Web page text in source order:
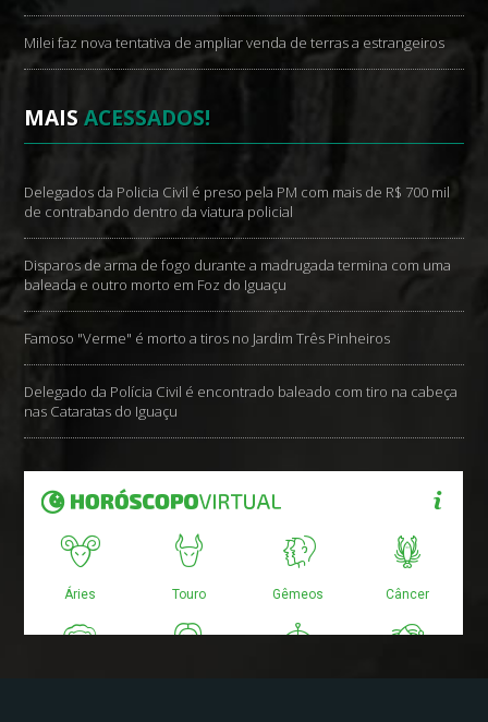
Milei faz nova tentativa de ampliar venda de terras a estrangeiros
MAISACESSADOS!
Delegados da Policia Civil é preso pela PM com mais de R$ 700 mil
de contrabando dentro da viatura policial
Disparos de arma de fogo durante a madrugada termina com uma
baleada e outro morto em Foz do Iguaçu
Famoso "Verme" é morto a tiros no Jardim Três Pinheiros
Delegado da Polícia Civil é encontrado baleado com tiro na cabeça
nas Cataratas do Iguaçu